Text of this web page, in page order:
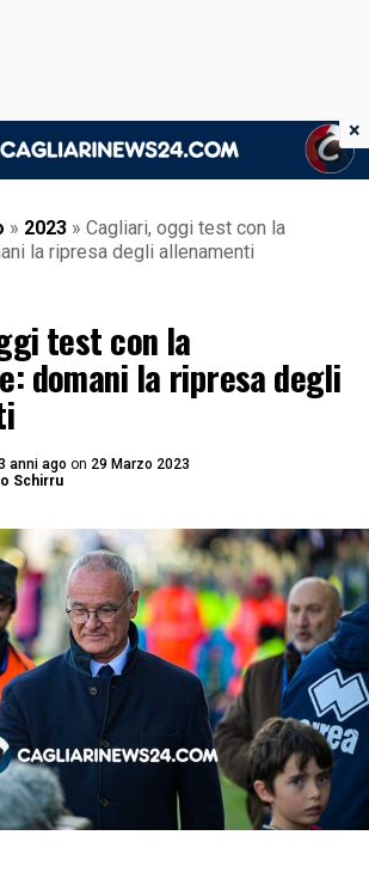
» 2023 » Cagliari, oggi test con la
la ripresa degli allenamenti
test con la
domani la ripresa degli
anni ago on 29 Marzo 2023
Schirru
×